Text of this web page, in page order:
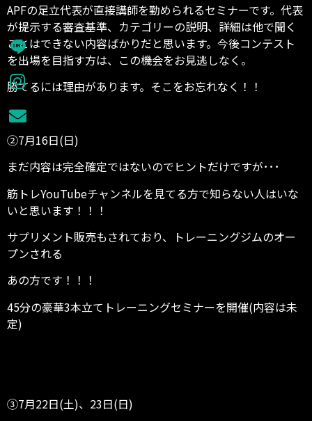
APFの足立代表が直接講師を勤められるセミナーです。代表
が提示する審査基準、カテゴリーの説明、詳細は他で聞く
ことはできない内容ばかりだと思います。今後コンテスト
を出場を目指す方は、この機会をお見逃しなく。
勝てるには理由があります。そこをお忘れなく！！
②7月16日(日)
まだ内容は完全確定ではないのでヒントだけですが･･･
筋トレYouTubeチャンネルを見てる方で知らない人はいな
いと思います！！！
サプリメント販売もされており、トレーニングジムのオー
プンされる
あの方です！！！
45分の豪華3本立てトレーニングセミナーを開催(内容は未
定)
③7月22日(土)、23日(日)